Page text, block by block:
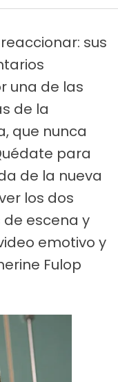
sus
una de las
de la
que nunca
para
de la nueva
los dos
escena y
emotivo y
Fulop